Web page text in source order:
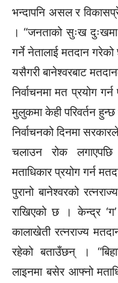
भन्दापनि असल र
। “जनताको सुःख
गर्ने नेतालाई मतदान
यसैगरी बानेश्वरबाट
निर्वाचनमा मत प्रयोग
मुलुकमा केही परिवर्तन
निर्वाचनको दिनमा
चलाउन रोक लगाएपछि
मताधिकार प्रयोग गर्न
पुरानो बानेश्वरको
राखिएको छ । केन्द्र
कालाखेती रत्नराज्य
रहेको बताउँछन् ।
लाइनमा बसेर आफ्नो